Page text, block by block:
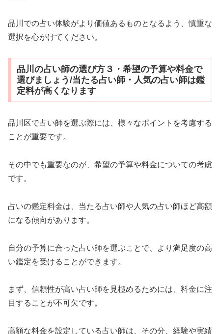
品川での占い体験がより価値あるものとなるよう、慎重な
選択を心がけてください。
品川の占い師の選び方３・希望の予算や料金で
選びましょう/当たる占い師・人気の占い師は鑑
定料が高くなります
品川区で占い師を選ぶ際には、様々なポイントを考慮する
ことが重要です。
その中でも重要なのが、希望の予算や料金についての考慮
です。
占いの鑑定料金は、当たる占い師や人気の占い師ほど高額
になる傾向があります。
自分の予算に合った占い師を選ぶことで、より満足度の高
い鑑定を受けることができます。
まず、信頼性が高い占い師を見極めるためには、料金に注
目することが不可欠です。
高額な料金を設定している占い師は、その分、経験や実績